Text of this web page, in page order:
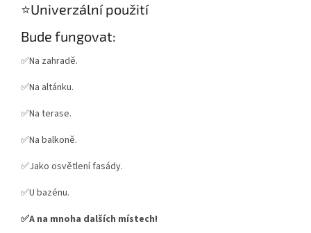
⭐️Univerzální použití
Bude fungovat:
✅Na zahradě.
✅Na altánku.
✅Na terase.
✅Na balkoně.
✅Jako osvětlení fasády.
✅U bazénu.
✅A na mnoha dalších místech!